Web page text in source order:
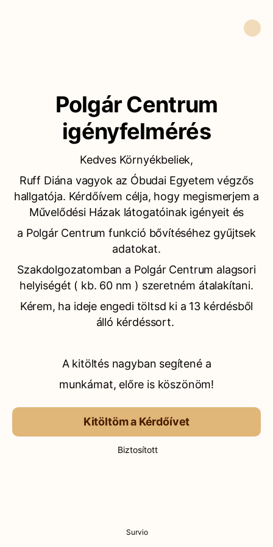
Polgár Centrum
igényfelmérés
Kedves Környékbeliek,
Ruff Diána vagyok az Óbudai Egyetem végzős
hallgatója. Kérdőívem célja, hogy megismerjem a
Művelődési Házak látogatóinak igényeit és
a Polgár Centrum funkció bővítéséhez gyűjtsek
adatokat.
Szakdolgozatomban a Polgár Centrum alagsori
helyiségét ( kb. 60 nm ) szeretném átalakítani.
Kérem, ha ideje engedi töltsd ki a 13 kérdésből
álló kérdéssort.
A kitöltés nagyban segítené a
munkámat, előre is köszönöm!
Kitöltöm a Kérdőívet
Biztosított
Survio